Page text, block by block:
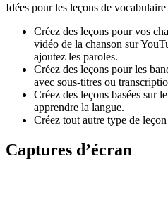
Idées pour les leçons de vocabulaire
Créez des leçons pour vos
vidéo de la chanson sur
ajoutez les paroles.
Créez des leçons pour les
avec sous-titres ou
Créez des leçons basées sur
apprendre la langue.
Créez tout autre type de
Captures d’écran